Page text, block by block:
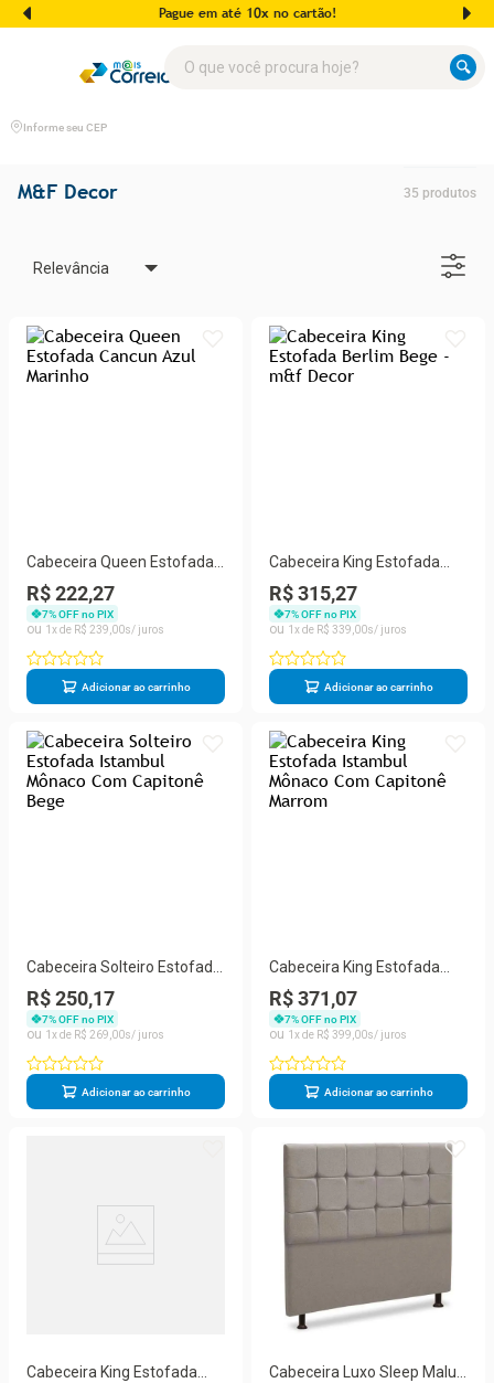
Pague em até 10x no cartão!
Informe seu CEP
M&F Decor 35 produtos
Relevância
Cabeceira Queen Estofada
Cancun Azul Marinho
R$ 222,27
7% OFF no PIX
1
R$ 239 00
Adicionar ao carrinho
Cabeceira King Estofada
Berlim Bege -m&f Decor
R$ 315,27
7% OFF no PIX
1
R$ 339 00
Adicionar ao carrinho
Cabeceira Solteiro Estofada
Istambul Mônaco Com
Capitonê Bege
R$ 250,17
7% OFF no PIX
1
R$ 269 00
Adicionar ao carrinho
Cabeceira King Estofada
Istambul Mônaco Com
Capitonê Marrom
R$ 371,07
7% OFF no PIX
1
R$ 399 00
Adicionar ao carrinho
Cabeceira King Estofada
Cabeceira Luxo Sleep Malu